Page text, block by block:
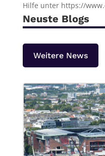
Hilfe unter https://
Neuste Blogs
Weitere News